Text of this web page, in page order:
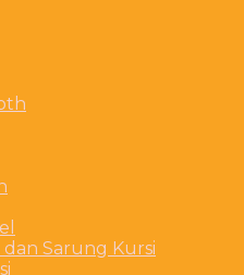
dan Sarung Kursi